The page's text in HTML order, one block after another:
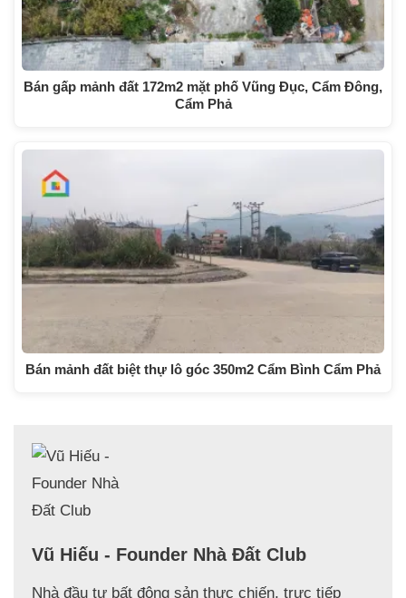
Bán gấp mảnh đất 172m2 mặt phố Vũng Đục, Cẩm Đông,
Cẩm Phả
Bán mảnh đất biệt thự lô góc 350m2 Cẩm Bình Cẩm Phả
Vũ Hiếu - Founder Nhà Đất Club
Nhà đầu tư bất động sản thực chiến, trực tiếp